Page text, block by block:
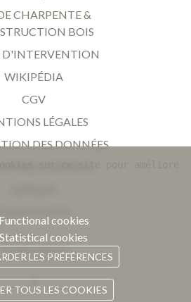
CHARPENTE &
BOIS
D'INTERVENTION
WIKIPÉDIA
CGV
LÉGALES
DES DONNÉES
SUIVEZ-NOUS
Facebook
Functional cookies
Statistical cookies
LES PRÉFÉRENCES
TOUS LES COOKIES